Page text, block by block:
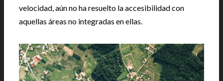
velocidad, aún no ha resuelto la accesibilidad con
aquellas áreas no integradas en ellas.